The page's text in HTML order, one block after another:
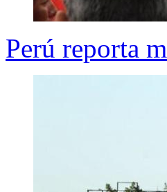
Perú reporta